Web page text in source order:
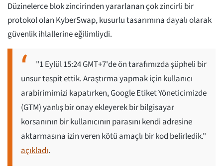
Düzinelerce blok zincirinden yararlanan çok zincirli bir
protokol olan KyberSwap, kusurlu tasarımına dayalı olarak
güvenlik ihlallerine eğilimliydi.
"1 Eylül 15:24 GMT+7'de ön tarafımızda şüpheli bir
unsur tespit ettik. Araştırma yapmak için kullanıcı
arabirimimizi kapatırken, Google Etiket Yöneticimizde
(GTM) yanlış bir onay ekleyerek bir bilgisayar
korsanının bir kullanıcının parasını kendi adresine
aktarmasına izin veren kötü amaçlı bir kod belirledik."
açıkladı.